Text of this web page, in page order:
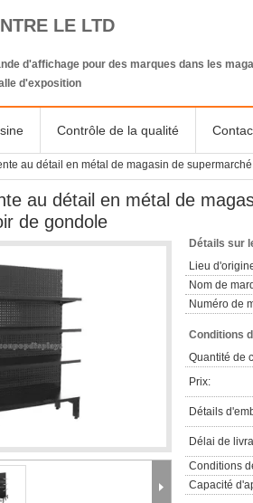
LE LTD
d'affichage pour des marques dans les
d'exposition
Contrôle de la qualité
au détail en métal de magasin de
au détail en métal de
de gondole
Détails sur
Lieu
Nom de
Numéro de
Conditions
Quantité de
Prix:
Détails
Délai de
Conditions
Capacité